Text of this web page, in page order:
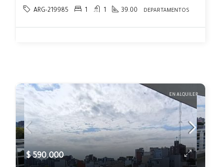
ARG-219985 1 1 39.00 DEPARTAMENTOS
EN ALQUILER
$ 590.000